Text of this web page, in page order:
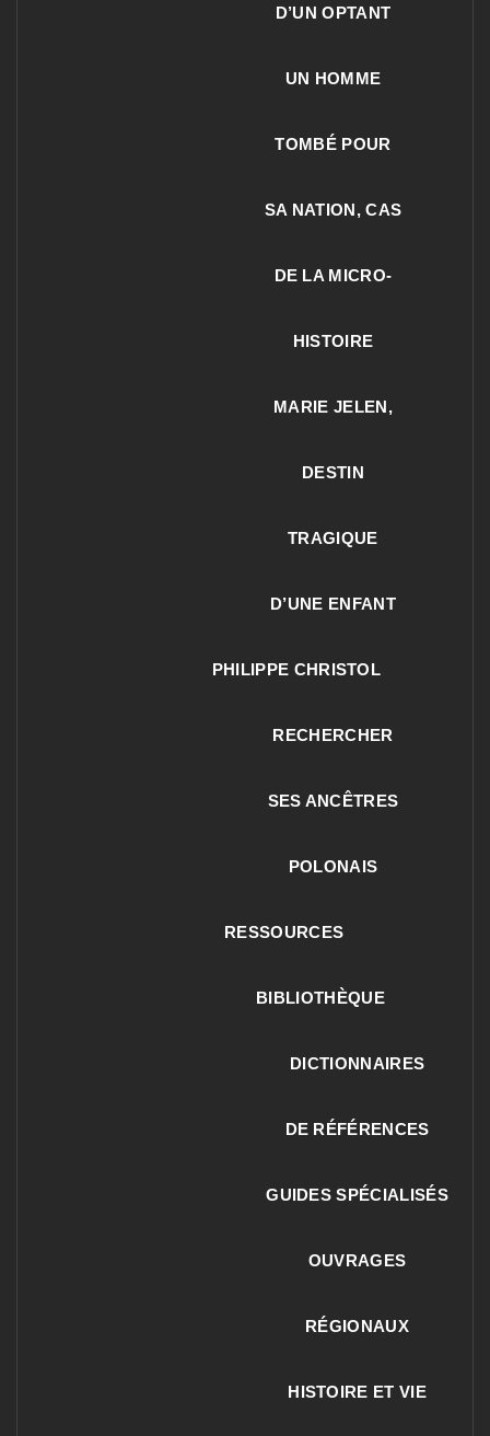
D’UN OPTANT
UN HOMME
TOMBÉ POUR
SA NATION, CAS
DE LA MICRO-
HISTOIRE
MARIE JELEN,
DESTIN
TRAGIQUE
D’UNE ENFANT
PHILIPPE CHRISTOL
RECHERCHER
SES ANCÊTRES
POLONAIS
RESSOURCES
BIBLIOTHÈQUE
DICTIONNAIRES
DE RÉFÉRENCES
GUIDES SPÉCIALISÉS
OUVRAGES
RÉGIONAUX
HISTOIRE ET VIE